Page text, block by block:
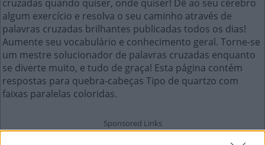
cruzadas quando quiser, onde quiser! Dê ao seu cérebro
algum exercício e resolva o seu caminho através de
palavras cruzadas brilhantes publicadas todos os dias!
Aumente seu vocabulário e conhecimento geral. Torne-se
um mestre solucionador de palavras cruzadas enquanto
se diverte muito, e tudo de graça! Esta página contém
respostas para quebra-cabeças Tipo de quartzo com
faixas paralelas coloridas.